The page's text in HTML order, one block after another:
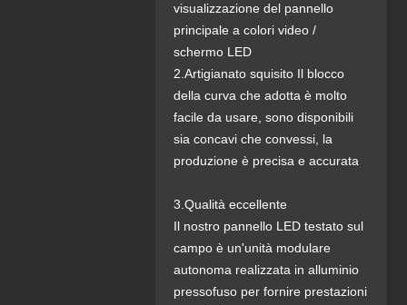
visualizzazione del pannello
principale a colori video /
schermo LED
2.Artigianato squisito Il blocco
della curva che adotta è molto
facile da usare, sono disponibili
sia concavi che convessi, la
produzione è precisa e accurata
3.Qualità eccellente
Il nostro pannello LED testato sul
campo è un'unità modulare
autonoma realizzata in alluminio
pressofuso per fornire prestazioni